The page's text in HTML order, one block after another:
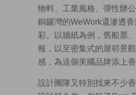
物料、工業風格、彈性辦
銅鑼灣的WeWork還滲透
彩。以牆紙為例，舊船票
報，以至密集式的屋邨景
感，為這個美國品牌添上香
設計團隊又特別找來不少